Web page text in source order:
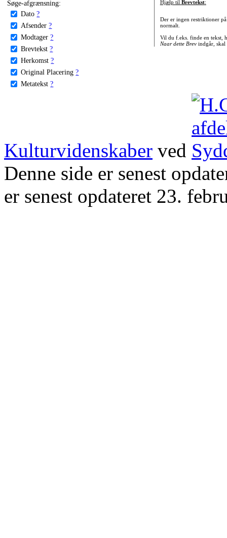
Søge-afgrænsning:
Dato ?
Afsender ?
Modtager ?
Brevtekst ?
Herkomst ?
Original Placering ?
Metatekst ?
Hjælp til Brevtekst:
Der er ingen restriktioner
normalt.
Vil du f.eks. finde en tekst,
Naar dette Brevindgår, skal
Kulturvidenskaber ved
Denne side er senest
er senest opdateret 23.